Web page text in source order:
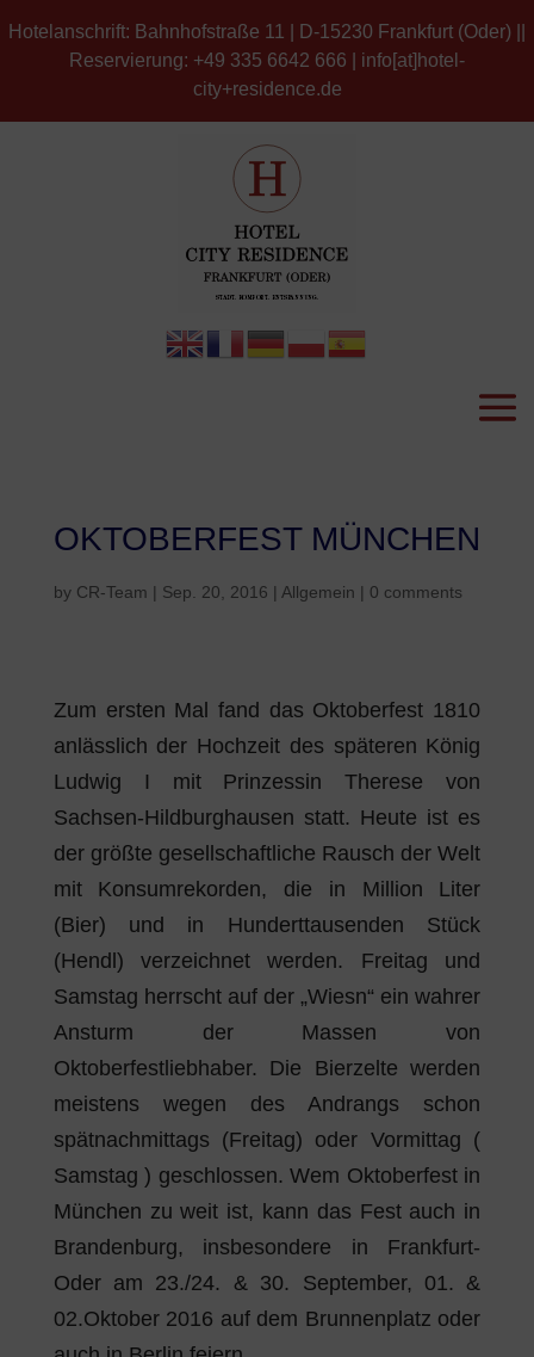
Hotelanschrift: Bahnhofstraße 11 | D-15230 Frankfurt (Oder) ||
Reservierung: +49 335 6642 666 | info[at]hotel-
city+residence.de
OKTOBERFEST MÜNCHEN
by CR-Team | Sep. 20, 2016 | Allgemein | 0 comments
Zum ersten Mal fand das Oktoberfest 1810
anlässlich der Hochzeit des späteren König
Ludwig I mit Prinzessin Therese von
Sachsen-Hildburghausen statt. Heute ist es
der größte gesellschaftliche Rausch der Welt
mit Konsumrekorden, die in Million Liter
(Bier) und in Hunderttausenden Stück
(Hendl) verzeichnet werden. Freitag und
Samstag herrscht auf der „Wiesn“ ein wahrer
Ansturm der Massen von
Oktoberfestliebhaber. Die Bierzelte werden
meistens wegen des Andrangs schon
spätnachmittags (Freitag) oder Vormittag (
Samstag ) geschlossen. Wem Oktoberfest in
München zu weit ist, kann das Fest auch in
Brandenburg, insbesondere in Frankfurt-
Oder am 23./24. & 30. September, 01. &
02.Oktober 2016 auf dem Brunnenplatz oder